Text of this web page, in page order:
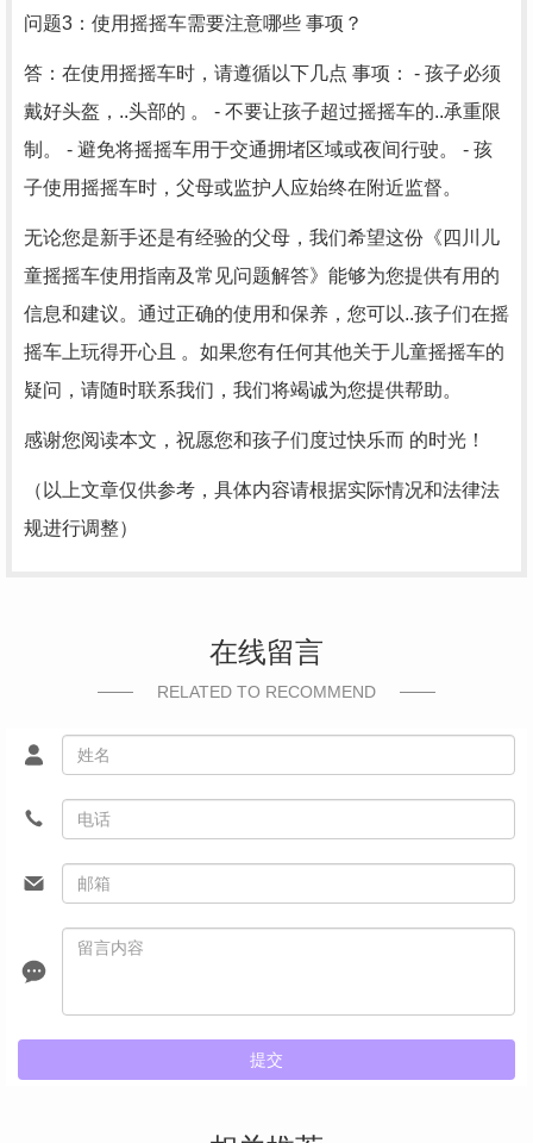
问题3：使用摇摇车需要注意哪些 事项？
答：在使用摇摇车时，请遵循以下几点 事项： - 孩子必须
戴好头盔，..头部的 。 - 不要让孩子超过摇摇车的..承重限
制。 - 避免将摇摇车用于交通拥堵区域或夜间行驶。 - 孩
子使用摇摇车时，父母或监护人应始终在附近监督。
无论您是新手还是有经验的父母，我们希望这份《四川儿
童摇摇车使用指南及常见问题解答》能够为您提供有用的
信息和建议。通过正确的使用和保养，您可以..孩子们在摇
摇车上玩得开心且 。如果您有任何其他关于儿童摇摇车的
疑问，请随时联系我们，我们将竭诚为您提供帮助。
感谢您阅读本文，祝愿您和孩子们度过快乐而 的时光！
（以上文章仅供参考，具体内容请根据实际情况和法律法
规进行调整）
在线留言
RELATED TO RECOMMEND
提交